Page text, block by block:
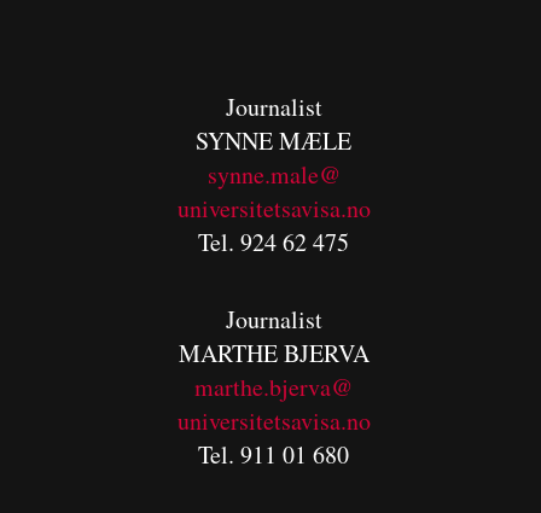
Journalist
SYNNE MÆLE
synne.male@
universitetsavisa.no
Tel. 924 62 475
Journalist
MARTHE BJERVA
marthe.bjerva@
universitetsavisa.no
Tel. 911 01 680